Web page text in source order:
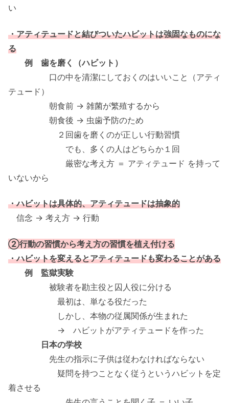
い
・アティテュードと結びついたハビットは強固なものにな
る
例 歯を磨く（ハビット）
口の中を清潔にしておくのはいいこと（アティ
テュード）
朝食前 → 雑菌が繁殖するから
朝食後 → 虫歯予防のため
２回歯を磨くのが正しい行動習慣
でも、多くの人はどちらか１回
厳密な考え方 ＝ アティテュード を持って
いないから
・ハビットは具体的、アティテュードは抽象的
信念 → 考え方 → 行動
②行動の習慣から考え方の習慣を植え付ける
・ハビットを変えるとアティテュードも変わることがある
例 監獄実験
被験者を勘主役と囚人役に分ける
最初は、単なる役だった
しかし、本物の従属関係が生まれた
→ ハビットがアティテュードを作った
日本の学校
先生の指示に子供は従わなければならない
疑問を持つことなく従うというハビットを定
着させる